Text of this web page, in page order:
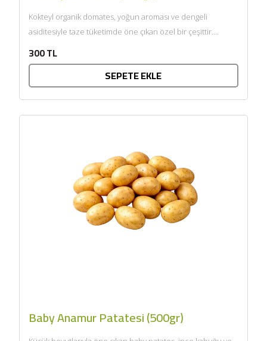
Kokteyl organik domates, yoğun aroması ve dengeli
asiditesiyle taze tüketimde öne çıkan özel bir çeşittir.
300 TL
SEPETE EKLE
Baby Anamur Patatesi (500gr)